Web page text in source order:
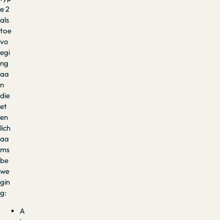
e 2
als
toe
vo
egi
ng
aa
n
die
et
en
lich
aa
ms
be
we
gin
g:
A